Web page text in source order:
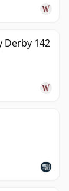
Derby 142